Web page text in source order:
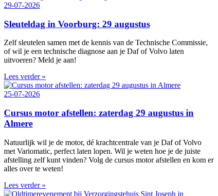
29-07-2026
Sleuteldag in Voorburg: 29 augustus
Zelf sleutelen samen met de kennis van de Technische Commissie,
of wil je een technische diagnose aan je Daf of Volvo laten
uitvoeren? Meld je aan!
Lees verder »
25-07-2026
Cursus motor afstellen: zaterdag 29 augustus in
Almere
Natuurlijk wil je de motor, dé krachtcentrale van je Daf of Volvo
met Variomatic, perfect laten lopen. Wil je weten hoe je de juiste
afstelling zelf kunt vinden? Volg de cursus motor afstellen en kom er
alles over te weten!
Lees verder »